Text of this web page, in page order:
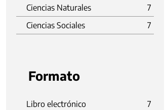
Ciencias Naturales
7
Ciencias Sociales
7
Formato
Libro electrónico 7